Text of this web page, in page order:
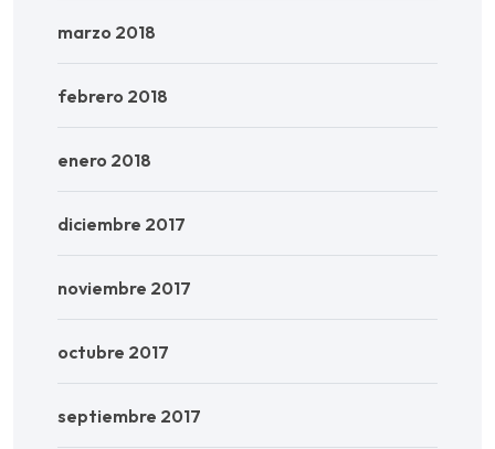
marzo 2018
febrero 2018
enero 2018
diciembre 2017
noviembre 2017
octubre 2017
septiembre 2017